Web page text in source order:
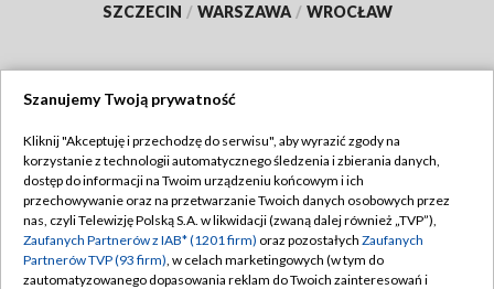
SZCZECIN / WARSZAWA / WROCŁAW
TVP
Abonament TVP
Emisja w TVP
Centrum informacji TVP
Regulamin TVP
Polityka prywatności
Moje zgody
Szanujemy Twoją prywatność
Kliknij "Akceptuję i przechodzę do serwisu", aby wyrazić zgody na
korzystanie z technologii automatycznego śledzenia i zbierania danych,
dostęp do informacji na Twoim urządzeniu końcowym i ich
przechowywanie oraz na przetwarzanie Twoich danych osobowych przez
nas, czyli Telewizję Polską S.A. w likwidacji (zwaną dalej również „TVP”),
Zaufanych Partnerów z IAB* (1201 firm) oraz pozostałych Zaufanych
Partnerów TVP (93 firm), w celach marketingowych (w tym do
zautomatyzowanego dopasowania reklam do Twoich zainteresowań i